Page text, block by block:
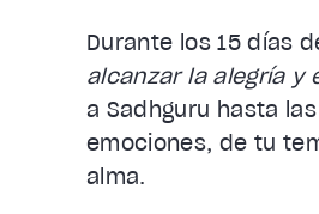
Durante los 15 días
alcanzar la alegría y
a Sadhguru hasta
emociones, de tu
alma.